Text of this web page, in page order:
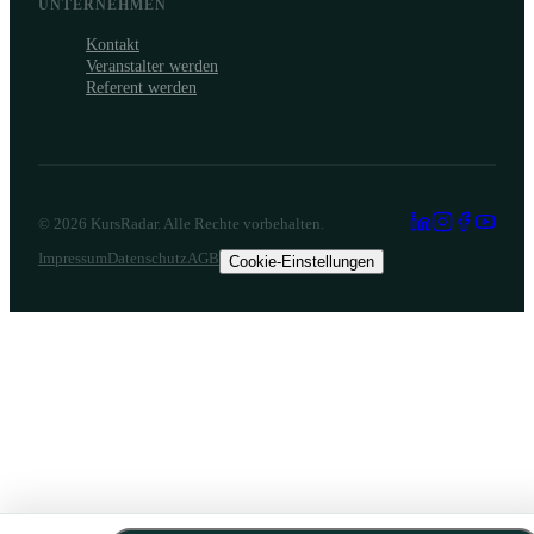
UNTERNEHMEN
Kontakt
Veranstalter werden
Referent werden
© 2026 KursRadar. Alle Rechte vorbehalten.
ImpressumDatenschutzAGB Cookie-Einstellungen